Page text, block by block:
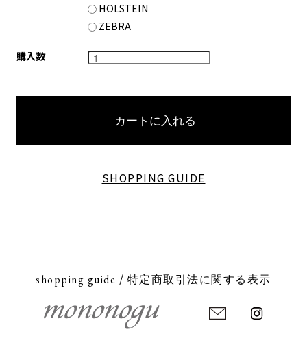
HOLSTEIN
ZEBRA
購入数
SHOPPING GUIDE
shopping guide / 特定商取引法に関する表示